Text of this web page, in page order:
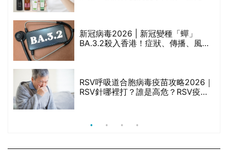
新冠病毒2026 | 新冠變種「蟬」
BA.3.2殺入香港！症狀、傳播、風險
RSV呼吸道合胞病毒疫苗攻略2026｜
RSV針哪裡打？誰是高危？RSV疫苗